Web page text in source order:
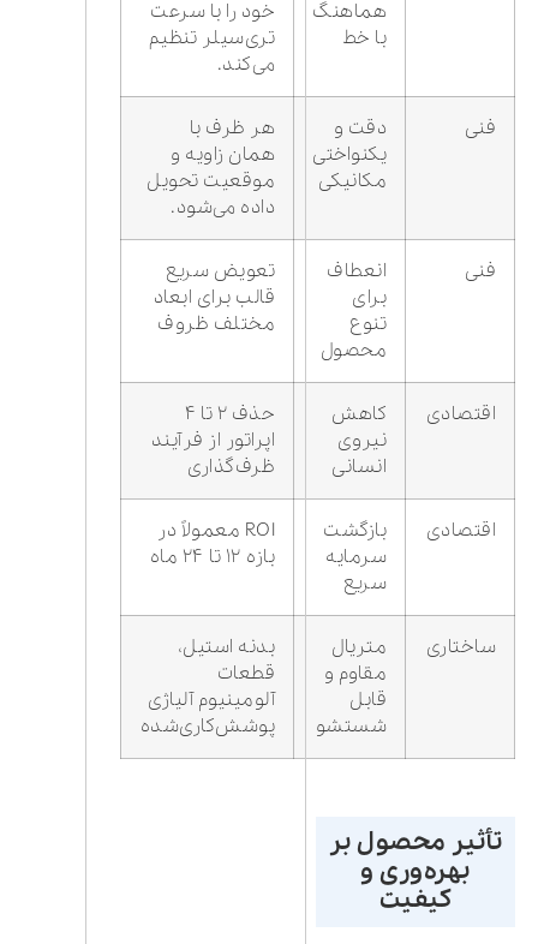
هماهنگ
با خط
خود را با سرعت
تری‌سیلر تنظیم
می‌کند.
فنی
دقت و
یکنواختی
مکانیکی
هر ظرف با
همان زاویه و
موقعیت تحویل
داده می‌شود.
فنی
انعطاف
برای
تنوع
محصول
تعویض سریع
قالب برای ابعاد
مختلف ظروف
اقتصادی
کاهش
نیروی
انسانی
حذف ۲ تا ۴
اپراتور از فرآیند
ظرف‌گذاری
اقتصادی
بازگشت
سرمایه
سریع
ROI معمولاً در
بازه ۱۲ تا ۲۴ ماه
ساختاری
متریال
مقاوم و
قابل
شستشو
بدنه استیل،
قطعات
آلومینیوم آلیاژی
پوشش‌کاری‌شده
تأثیر محصول بر
بهره‌وری و
کیفیت